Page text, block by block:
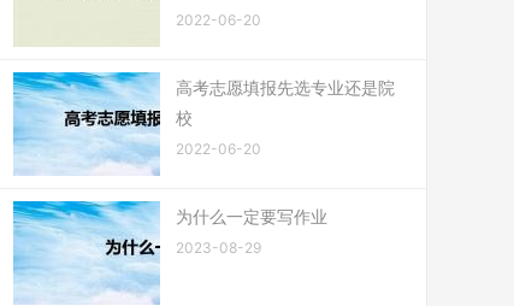
2022-06-20
高考志愿填报先选专业还是院
校
2022-06-20
为什么一定要写作业
2023-08-29